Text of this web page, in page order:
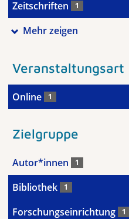
Zeitschriften 1
Mehr zeigen
Veranstaltungsart
Online 1
Zielgruppe
Autor*innen 1
Bibliothek 1
Forschungseinrichtung 1